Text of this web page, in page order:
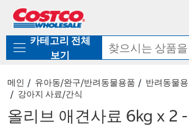
로
기
가
카테고리 전체
보기
메인 유아동/완구/반려동물용품
반려동물
강아지 사료/간식
올리브 애견사료 6kg x 2